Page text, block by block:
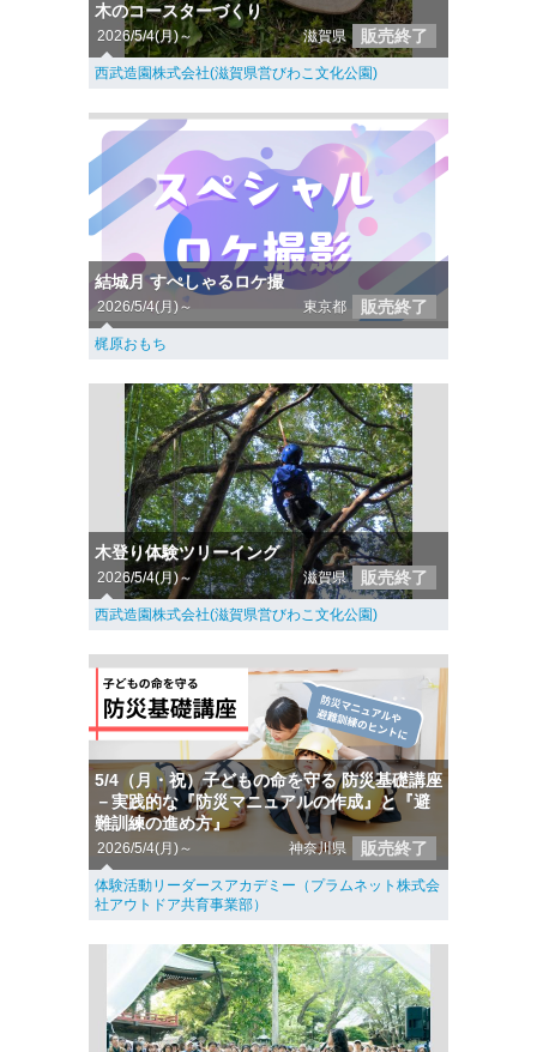
木のコースターづくり
2026/5/4(月)～ 滋賀県 販売終了
西武造園株式会社(滋賀県営びわこ文化公園)
結城月 すぺしゃるロケ撮
2026/5/4(月)～ 東京都 販売終了
梶原おもち
木登り体験ツリーイング
2026/5/4(月)～ 滋賀県 販売終了
西武造園株式会社(滋賀県営びわこ文化公園)
5/4（月・祝）子どもの命を守る 防災基礎講座
－実践的な『防災マニュアルの作成』と『避
難訓練の進め方』
2026/5/4(月)～ 神奈川県 販売終了
体験活動リーダースアカデミー（プラムネット株式会
社アウトドア共育事業部）